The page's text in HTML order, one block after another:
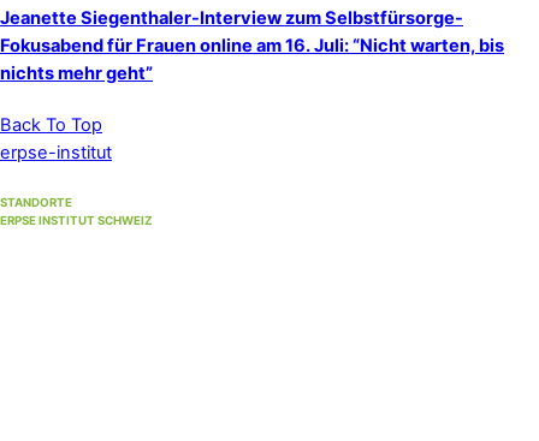
Jeanette Siegenthaler-Interview zum Selbstfürsorge-
Fokusabend für Frauen online am 16. Juli: “Nicht warten, bis
nichts mehr geht”
Back To Top
erpse-institut
STANDORTE
ERPSE INSTITUT SCHWEIZ